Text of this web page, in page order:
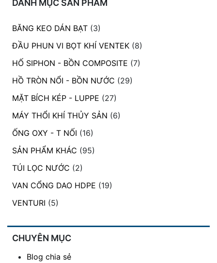
DANH MỤC SẢN PHẨM
BĂNG KEO DÁN BẠT (3)
ĐẦU PHUN VI BỌT KHÍ VENTEK (8)
HỐ SIPHON - BỒN COMPOSITE (7)
HỒ TRÒN NỔI - BỒN NƯỚC (29)
MẶT BÍCH KÉP - LUPPE (27)
MÁY THỔI KHÍ THỦY SẢN (6)
ỐNG OXY - T NỐI (16)
SẢN PHẨM KHÁC (95)
TÚI LỌC NƯỚC (2)
VAN CỔNG DAO HDPE (19)
VENTURI (5)
CHUYÊN MỤC
Blog chia sẻ
Các
chọn
có
được
chọn
trên
trang
phẩm